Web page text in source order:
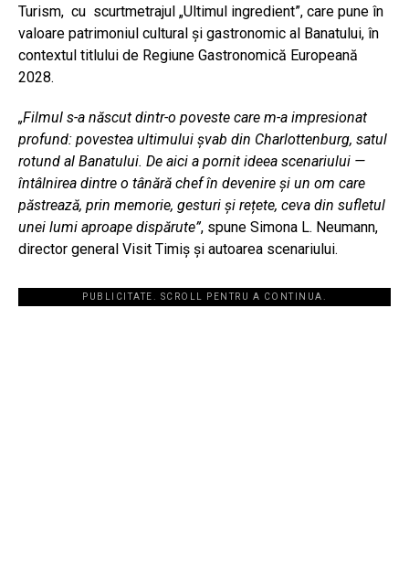
Turism, cu scurtmetrajul „Ultimul ingredient”, care pune în
valoare patrimoniul cultural și gastronomic al Banatului, în
contextul titlului de Regiune Gastronomică Europeană
2028.
„Filmul s-a născut dintr-o poveste care m-a impresionat
profund: povestea ultimului șvab din Charlottenburg, satul
rotund al Banatului. De aici a pornit ideea scenariului —
întâlnirea dintre o tânără chef în devenire și un om care
păstrează, prin memorie, gesturi și rețete, ceva din sufletul
unei lumi aproape dispărute”, spune Simona L. Neumann,
director general Visit Timiș și autoarea scenariului.
PUBLICITATE. SCROLL PENTRU A CONTINUA.